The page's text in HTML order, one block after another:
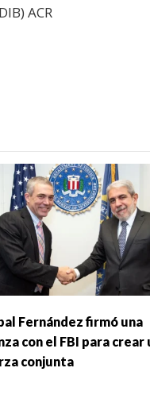
ACR
Fernández firmó una
con el FBI para crear
conjunta